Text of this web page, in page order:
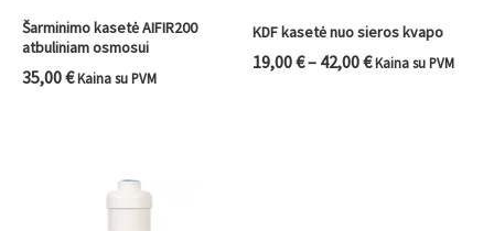
Šarminimo kasetė AIFIR200
atbuliniam osmosui
35,00€Kaina su PVM
KDF kasetė nuo sieros kvapo
19,00€– 42,00€Kaina su PVM